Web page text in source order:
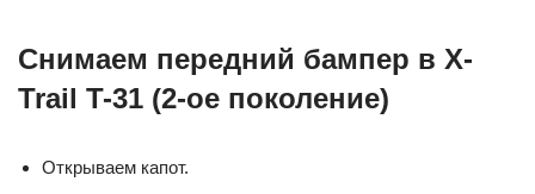
Снимаем передний бампер в X-
Trail T-31 (2-ое поколение)
Открываем капот.